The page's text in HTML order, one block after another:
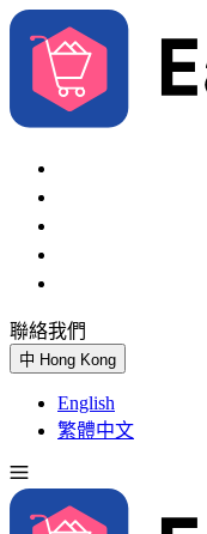
聯絡我們
中 Hong Kong
English
繁體中文